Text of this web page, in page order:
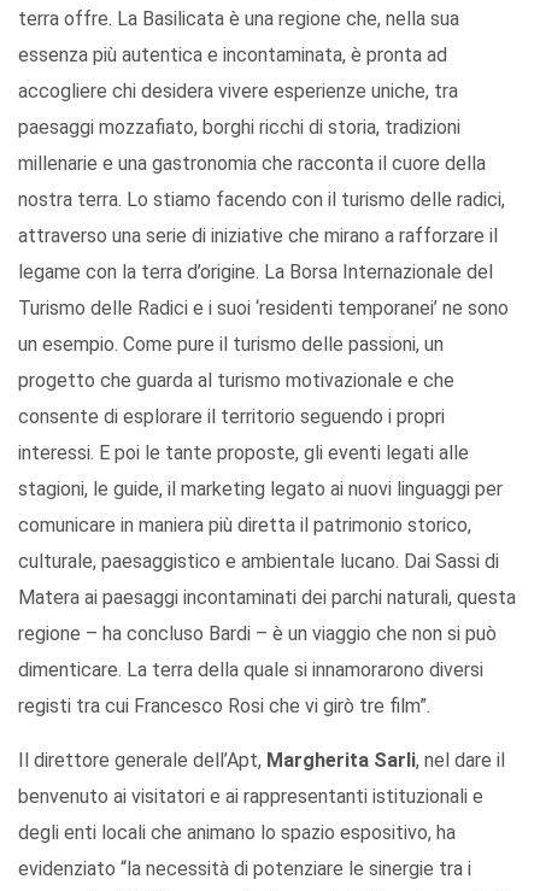
terra offre. La Basilicata è una regione che, nella sua
essenza più autentica e incontaminata, è pronta ad
accogliere chi desidera vivere esperienze uniche, tra
paesaggi mozzafiato, borghi ricchi di storia, tradizioni
millenarie e una gastronomia che racconta il cuore della
nostra terra. Lo stiamo facendo con il turismo delle radici,
attraverso una serie di iniziative che mirano a rafforzare il
legame con la terra d’origine. La Borsa Internazionale del
Turismo delle Radici e i suoi ‘residenti temporanei’ ne sono
un esempio. Come pure il turismo delle passioni, un
progetto che guarda al turismo motivazionale e che
consente di esplorare il territorio seguendo i propri
interessi. E poi le tante proposte, gli eventi legati alle
stagioni, le guide, il marketing legato ai nuovi linguaggi per
comunicare in maniera più diretta il patrimonio storico,
culturale, paesaggistico e ambientale lucano. Dai Sassi di
Matera ai paesaggi incontaminati dei parchi naturali, questa
regione – ha concluso Bardi – è un viaggio che non si può
dimenticare. La terra della quale si innamorarono diversi
registi tra cui Francesco Rosi che vi girò tre film”.
Il direttore generale dell’Apt, Margherita Sarli, nel dare il
benvenuto ai visitatori e ai rappresentanti istituzionali e
degli enti locali che animano lo spazio espositivo, ha
evidenziato “la necessità di potenziare le sinergie tra i